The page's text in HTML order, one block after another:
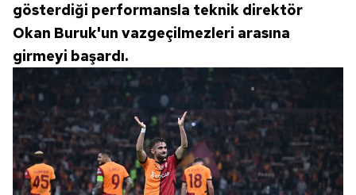
gösterdiği performansla teknik direktör
Okan Buruk'un vazgeçilmezleri arasına
girmeyi başardı.